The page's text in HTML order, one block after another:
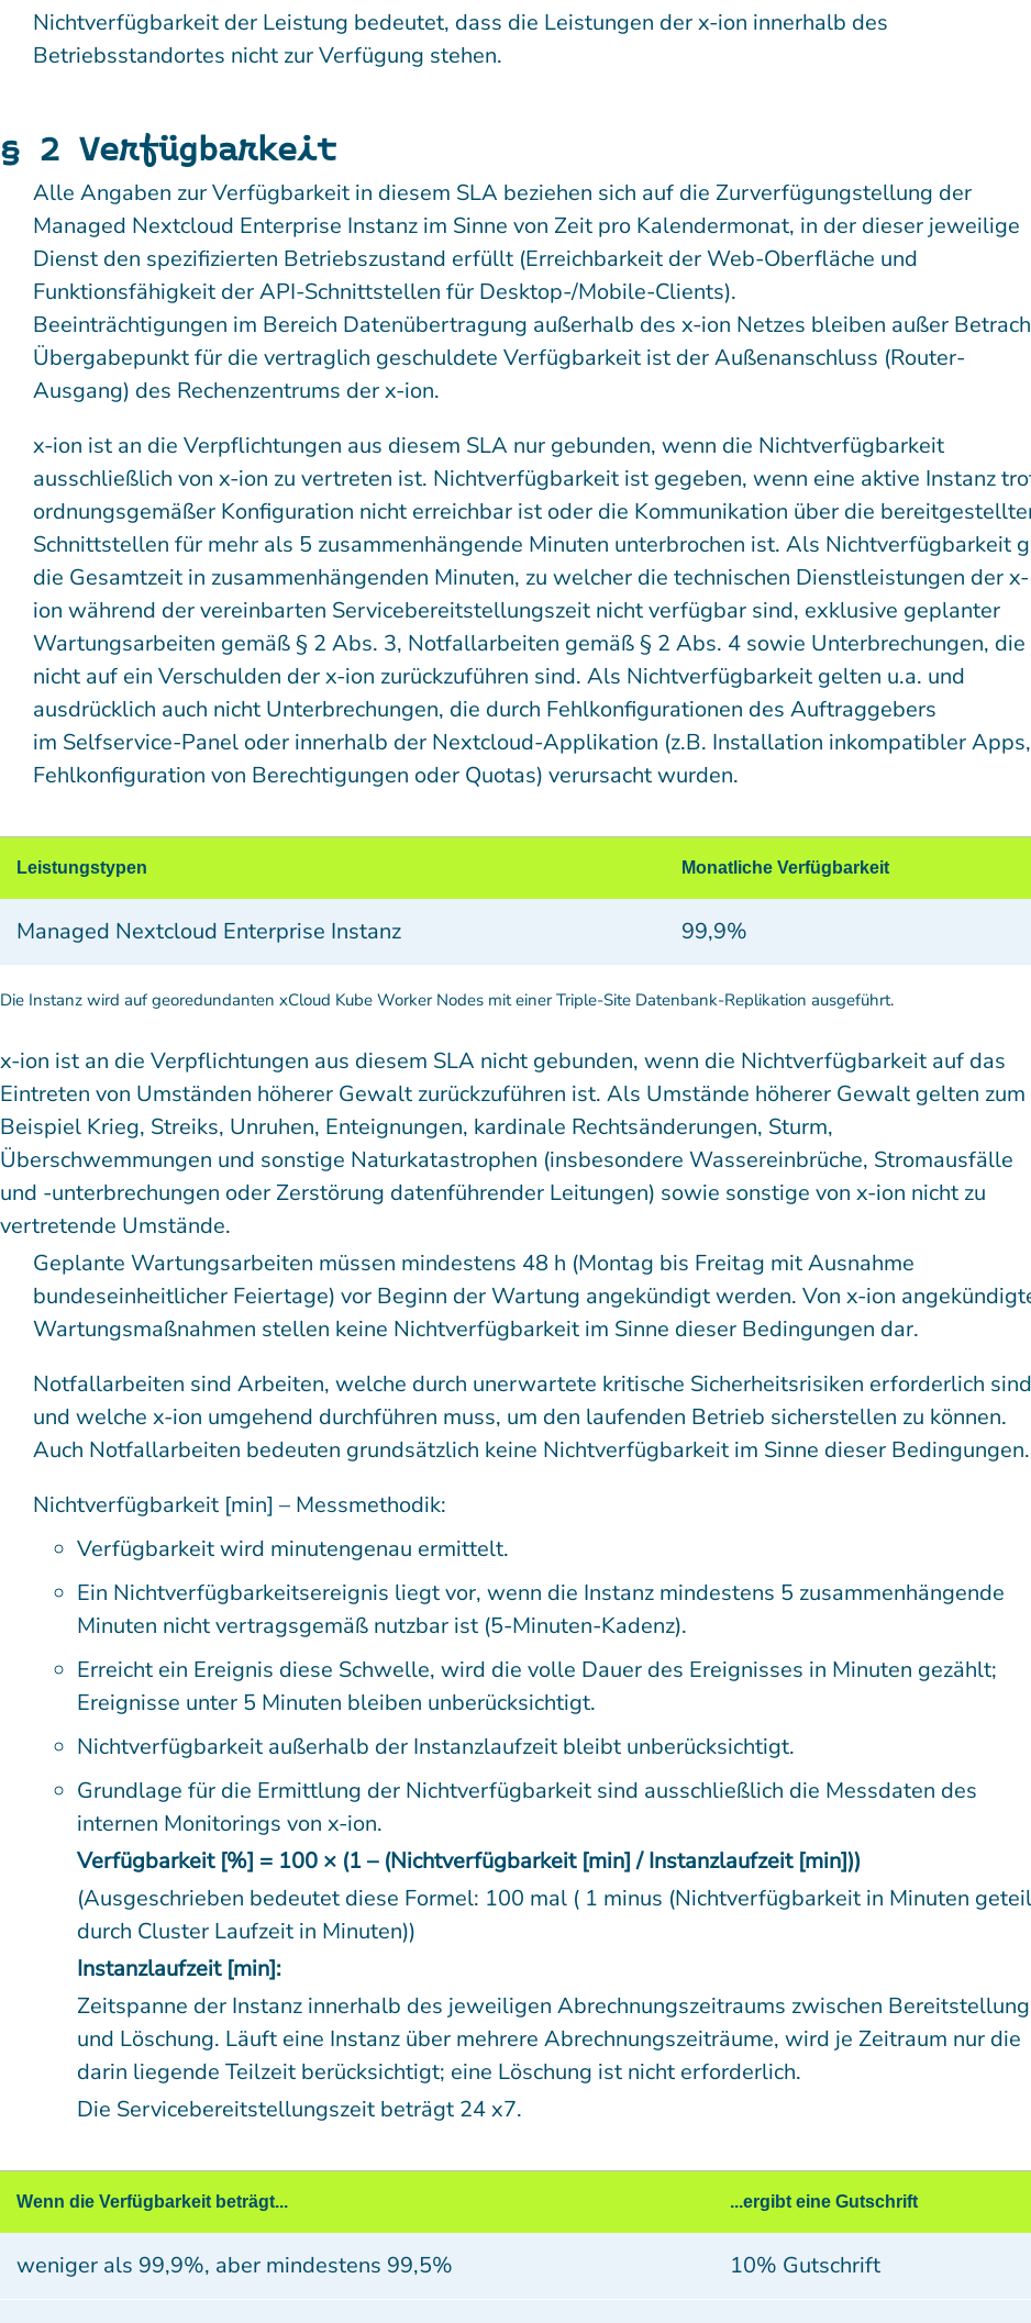
Nichtverfügbarkeit der Leistung bedeutet, dass die Leistungen der x-ion innerhalb des
Betriebsstandortes nicht zur Verfügung stehen.
§ 2 Verfügbarkeit
Alle Angaben zur Verfügbarkeit in diesem SLA beziehen sich auf die Zurverfügungstellung der
Managed Nextcloud Enterprise Instanz im Sinne von Zeit pro Kalendermonat, in der dieser jeweilige
Dienst den spezifizierten Betriebszustand erfüllt (Erreichbarkeit der Web-Oberfläche und
Funktionsfähigkeit der API-Schnittstellen für Desktop-/Mobile-Clients).
Beeinträchtigungen im Bereich Datenübertragung außerhalb des x-ion Netzes bleiben außer
Übergabepunkt für die vertraglich geschuldete Verfügbarkeit ist der Außenanschluss (Router-
Ausgang) des Rechenzentrums der x-ion.
x-ion ist an die Verpflichtungen aus diesem SLA nur gebunden, wenn die Nichtverfügbarkeit
ausschließlich von x-ion zu vertreten ist. Nichtverfügbarkeit ist gegeben, wenn eine aktive Instanz
ordnungsgemäßer Konfiguration nicht erreichbar ist oder die Kommunikation über die
Schnittstellen für mehr als 5 zusammenhängende Minuten unterbrochen ist. Als Nichtverfügbarkeit
die Gesamtzeit in zusammenhängenden Minuten, zu welcher die technischen Dienstleistungen der x-
ion während der vereinbarten Servicebereitstellungszeit nicht verfügbar sind, exklusive geplanter
Wartungsarbeiten gemäß § 2 Abs. 3, Notfallarbeiten gemäß § 2 Abs. 4 sowie Unterbrechungen, die
nicht auf ein Verschulden der x-ion zurückzuführen sind. Als Nichtverfügbarkeit gelten u.a. und
ausdrücklich auch nicht Unterbrechungen, die durch Fehlkonfigurationen des Auftraggebers
im Selfservice-Panel oder innerhalb der Nextcloud-Applikation (z.B. Installation inkompatibler Apps,
Fehlkonfiguration von Berechtigungen oder Quotas) verursacht wurden.
Leistungstypen Monatliche Verfügbarkeit
Managed Nextcloud Enterprise Instanz 99,9%
Die Instanz wird auf georedundanten xCloud Kube Worker Nodes mit einer Triple-Site Datenbank-Replikation ausgeführt.
x-ion ist an die Verpflichtungen aus diesem SLA nicht gebunden, wenn die Nichtverfügbarkeit auf das
Eintreten von Umständen höherer Gewalt zurückzuführen ist. Als Umstände höherer Gewalt gelten zum
Beispiel Krieg, Streiks, Unruhen, Enteignungen, kardinale Rechtsänderungen, Sturm,
Überschwemmungen und sonstige Naturkatastrophen (insbesondere Wassereinbrüche, Stromausfälle
und -unterbrechungen oder Zerstörung datenführender Leitungen) sowie sonstige von x-ion nicht zu
vertretende Umstände.
Geplante Wartungsarbeiten müssen mindestens 48 h (Montag bis Freitag mit Ausnahme
bundeseinheitlicher Feiertage) vor Beginn der Wartung angekündigt werden. Von x-ion
Wartungsmaßnahmen stellen keine Nichtverfügbarkeit im Sinne dieser Bedingungen dar.
Notfallarbeiten sind Arbeiten, welche durch unerwartete kritische Sicherheitsrisiken erforderlich sind
und welche x-ion umgehend durchführen muss, um den laufenden Betrieb sicherstellen zu können.
Auch Notfallarbeiten bedeuten grundsätzlich keine Nichtverfügbarkeit im Sinne dieser Bedingungen.
Nichtverfügbarkeit [min] – Messmethodik:
Verfügbarkeit wird minutengenau ermittelt.
Ein Nichtverfügbarkeitsereignis liegt vor, wenn die Instanz mindestens 5 zusammenhängende
Minuten nicht vertragsgemäß nutzbar ist (5-Minuten-Kadenz).
Erreicht ein Ereignis diese Schwelle, wird die volle Dauer des Ereignisses in Minuten gezählt;
Ereignisse unter 5 Minuten bleiben unberücksichtigt.
Nichtverfügbarkeit außerhalb der Instanzlaufzeit bleibt unberücksichtigt.
Grundlage für die Ermittlung der Nichtverfügbarkeit sind ausschließlich die Messdaten des
internen Monitorings von x-ion.
Verfügbarkeit [%] = 100 × (1 – (Nichtverfügbarkeit [min] / Instanzlaufzeit [min]))
(Ausgeschrieben bedeutet diese Formel: 100 mal ( 1 minus (Nichtverfügbarkeit in Minuten
durch Cluster Laufzeit in Minuten))
Instanzlaufzeit [min]:
Zeitspanne der Instanz innerhalb des jeweiligen Abrechnungszeitraums zwischen Bereitstellung
und Löschung. Läuft eine Instanz über mehrere Abrechnungszeiträume, wird je Zeitraum nur die
darin liegende Teilzeit berücksichtigt; eine Löschung ist nicht erforderlich.
Die Servicebereitstellungszeit beträgt 24 x7.
Wenn die Verfügbarkeit beträgt... ...ergibt eine Gutschrift
weniger als 99,9%, aber mindestens 99,5% 10% Gutschrift